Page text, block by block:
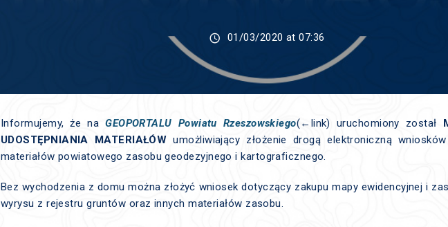
01/03/2020 at 07:36
Informujemy, że naGEOPORTALU Powiatu Rzeszowskiego(←link) uruchomiony został
UDOSTĘPNIANIA MATERIAŁÓW umożliwiający złożenie drogą elektroniczną
materiałów powiatowego zasobu geodezyjnego i kartograficznego.
Bez wychodzenia z domu można złożyć wniosek dotyczący zakupu mapy ewidencyjnej i
wyrysu z rejestru gruntów oraz innych materiałów zasobu.